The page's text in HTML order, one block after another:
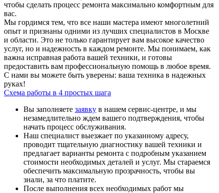
чтобы сделать процесс ремонта максимально комфортным для
вас.
Мы гордимся тем, что все наши мастера имеют многолетний
опыт и признаны одними из лучших специалистов в Москве
и области. Это не только гарантирует вам высокое качество
услуг, но и надежность в каждом ремонте. Мы понимаем, как
важна исправная работа вашей техники, и готовы
предоставить вам профессиональную помощь в любое время.
С нами вы можете быть уверены: ваша техника в надежных
руках!
Схема работы в 4 простых шага
Вы заполняете заявку в нашем сервис-центре, и мы
незамедлительно ждем вашего подтверждения, чтобы
начать процесс обслуживания.
Наш специалист выезжает по указанному адресу,
проводит тщательную диагностику вашей техники и
предлагает варианты ремонта с подробным указанием
стоимости необходимых деталей и услуг. Мы стараемся
обеспечить максимальную прозрачность, чтобы вы
знали, за что платите.
После выполнения всех необходимых работ мы